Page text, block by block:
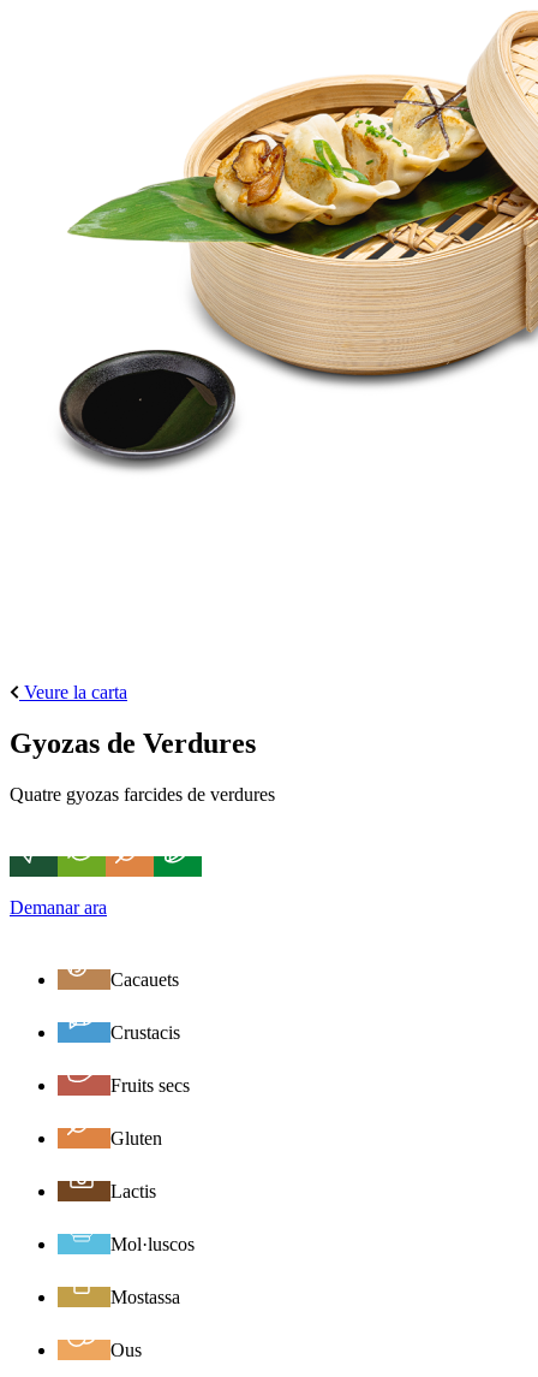
Veure la carta
Gyozas de Verdures
Quatre gyozas farcides de verdures
Demanar ara
Cacauets
Crustacis
Fruits secs
Gluten
Lactis
Mol·luscos
Mostassa
Ous